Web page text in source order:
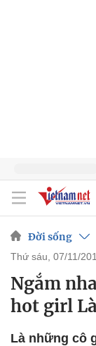
Đời sống
thứ sáu, 07/11/
Ngắm
hot girl
Là những cô